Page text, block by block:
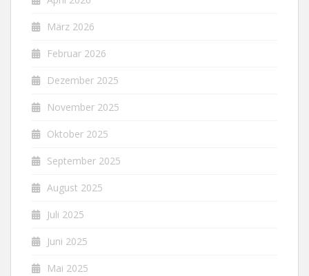
März 2026
Februar 2026
Dezember 2025
November 2025
Oktober 2025
September 2025
August 2025
Juli 2025
Juni 2025
Mai 2025